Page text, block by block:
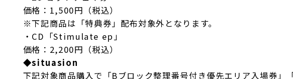
価格：1,500円（税込）
※下記商品は「特典券」配布対象外となります。
・CD「Stimulate ep」
価格：2,200円（税込）
◆situasion
下記対象商品購入で「Bブロック整理番号付き優先エリア入場券」